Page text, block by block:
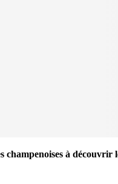
champenoises à découvrir